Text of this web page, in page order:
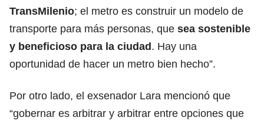
TransMilenio; el metro es construir un modelo de
transporte para más personas, que sea sostenible
y beneficioso para la ciudad. Hay una
oportunidad de hacer un metro bien hecho”.
Por otro lado, el exsenador Lara mencionó que
“gobernar es arbitrar y arbitrar entre opciones que